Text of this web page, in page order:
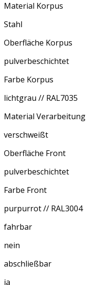
Material Korpus
Stahl
Oberfläche Korpus
pulverbeschichtet
Farbe Korpus
lichtgrau // RAL7035
Material Verarbeitung
verschweißt
Oberfläche Front
pulverbeschichtet
Farbe Front
purpurrot // RAL3004
fahrbar
nein
abschließbar
ja